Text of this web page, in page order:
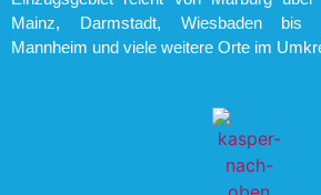
Mainz, Darmstadt, Wiesbaden bis
Mannheim und viele weitere Orte im